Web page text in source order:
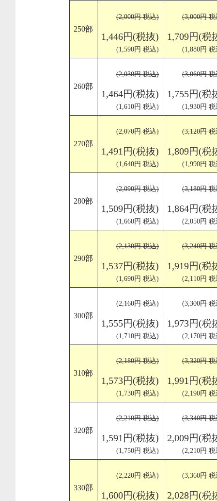
250部
(2,000円 税込)
1,446円(税抜)
(1,590円 税込)
(3,000円
1,709円(税
(1,880円
260部
(2,030円 税込)
1,464円(税抜)
(1,610円 税込)
(3,060円
1,755円(税
(1,930円
270部
(2,070円 税込)
1,491円(税抜)
(1,640円 税込)
(3,120円
1,809円(税
(1,990円
280部
(2,090円 税込)
1,509円(税抜)
(1,660円 税込)
(3,180円
1,864円(税
(2,050円
290部
(2,130円 税込)
1,537円(税抜)
(1,690円 税込)
(3,240円
1,919円(税
(2,110円
300部
(2,160円 税込)
1,555円(税抜)
(1,710円 税込)
(3,300円
1,973円(税
(2,170円
310部
(2,180円 税込)
1,573円(税抜)
(1,730円 税込)
(3,320円
1,991円(税
(2,190円
320部
(2,210円 税込)
1,591円(税抜)
(1,750円 税込)
(3,340円
2,009円(税
(2,210円
330部
(2,220円 税込)
1,600円(税抜)
(3,360円
2,028円(税